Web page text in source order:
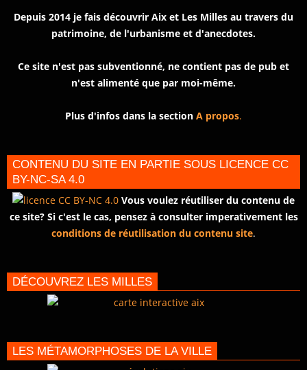
Depuis 2014 je fais découvrir Aix et Les Milles au travers du
patrimoine, de l'urbanisme et d'anecdotes.
Ce site n'est pas subventionné, ne contient pas de pub et
n'est alimenté que par moi-même.
Plus d'infos dans la section A propos.
CONTENU DU SITE EN PARTIE SOUS LICENCE CC
BY-NC-SA 4.0
Vous voulez réutiliser du contenu de
ce site? Si c'est le cas, pensez à consulter imperativement les
conditions de réutilisation du contenu site.
DÉCOUVREZ LES MILLES
LES MÉTAMORPHOSES DE LA VILLE